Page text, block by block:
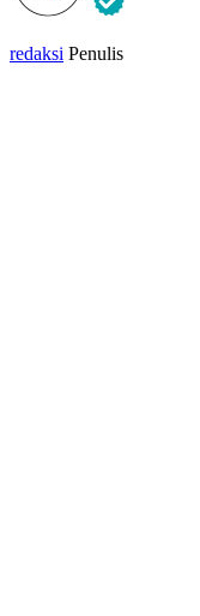
redaksi Penulis